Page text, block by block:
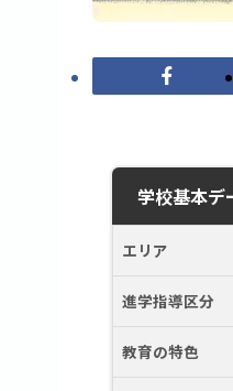
学校基本デ
エリア
進学指導区分
教育の特色